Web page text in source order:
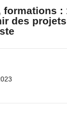
formations :
des